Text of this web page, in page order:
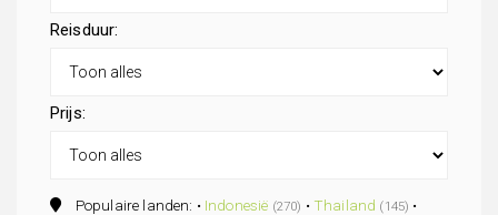
Reisduur:
Prijs:
Populaire landen: • Indonesië (270) • Thailand (145) •